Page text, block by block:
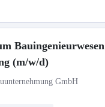
Bauingenieurwesen
(m/w/d)
GmbH